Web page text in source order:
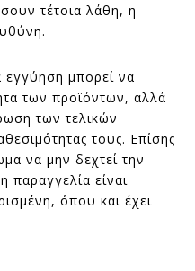
τέτοια λάθη, η
μπορεί να
των προϊόντων, αλλά
των τελικών
τους. Επίσης
να μην δεχτεί την
παραγγελία είναι
όπου και έχει